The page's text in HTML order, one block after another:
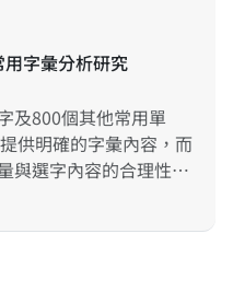
字彙分析研究
及800個其他常用單
供明確的字彙內容，而
與選字內容的合理性。